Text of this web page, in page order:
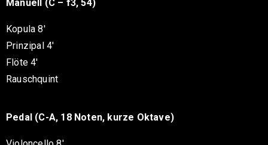
Manuell (C – f3, 54)
Kopula 8′
Prinzipal 4′
Flöte 4′
Rauschquint
Pedal (C-A, 18 Noten, kurze Oktave)